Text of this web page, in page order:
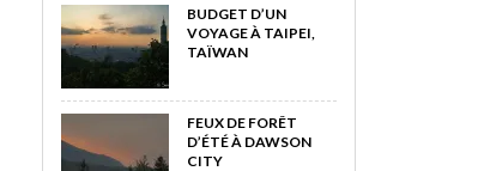
BUDGET D’UN
VOYAGE À TAIPEI,
TAÏWAN
FEUX DE FORÊT
D’ÉTÉ À DAWSON
CITY